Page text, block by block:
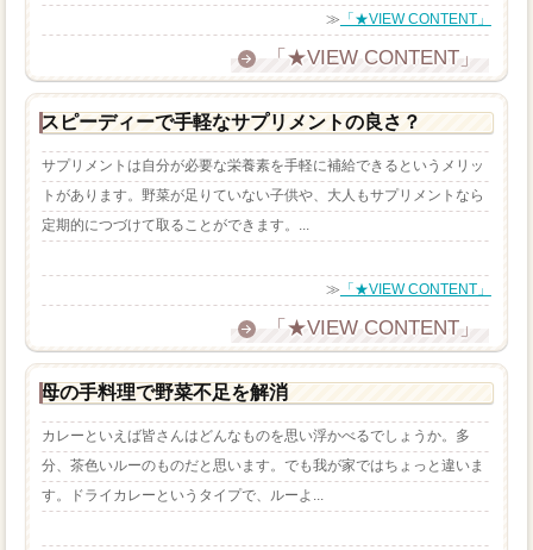
≫ 「★VIEW CONTENT」
「★VIEW CONTENT」
スピーディーで手軽なサプリメントの良さ？
サプリメントは自分が必要な栄養素を手軽に補給できるというメリッ
トがあります。野菜が足りていない子供や、大人もサプリメントなら
定期的につづけて取ることができます。...
≫ 「★VIEW CONTENT」
「★VIEW CONTENT」
母の手料理で野菜不足を解消
カレーといえば皆さんはどんなものを思い浮かべるでしょうか。多
分、茶色いルーのものだと思います。でも我が家ではちょっと違いま
す。ドライカレーというタイプで、ルーよ...